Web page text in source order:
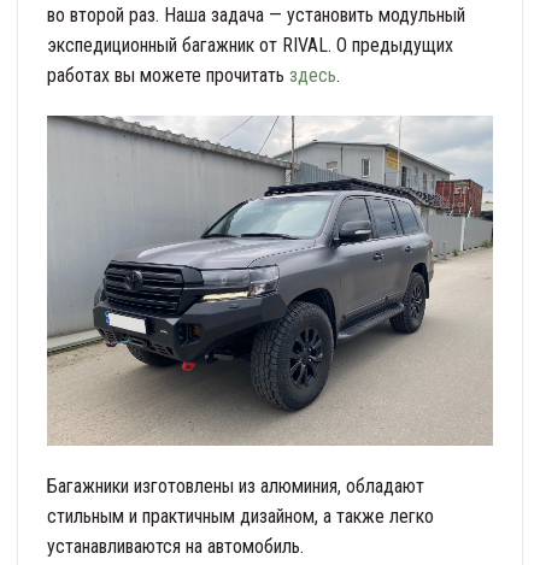
во второй раз. Наша задача — установить модульный
экспедиционный багажник от RIVAL. О предыдущих
работах вы можете прочитать здесь.
Багажники изготовлены из алюминия, обладают
стильным и практичным дизайном, а также легко
устанавливаются на автомобиль.